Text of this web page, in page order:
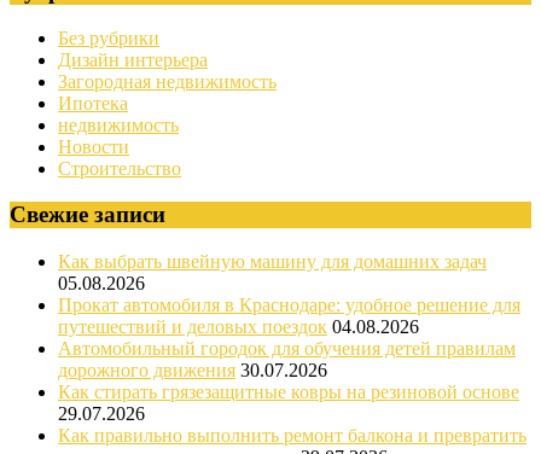
Без рубрики
Дизайн интерьера
Загородная недвижимость
Ипотека
недвижимость
Новости
Строительство
Свежие записи
Как выбрать швейную машину для домашних задач
05.08.2026
Прокат автомобиля в Краснодаре: удобное решение для
путешествий и деловых поездок 04.08.2026
Автомобильный городок для обучения детей правилам
дорожного движения 30.07.2026
Как стирать грязезащитные ковры на резиновой основе
29.07.2026
Как правильно выполнить ремонт балкона и превратить